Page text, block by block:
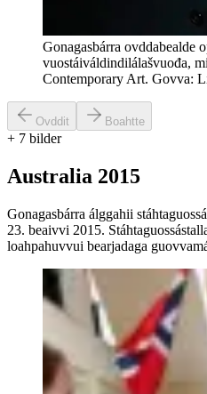
Gonagasbárra ovddabealde
vuostáiváldindilálašvuođa,
Contemporary Art. Govva:
Ovddit Boahtte
+ 7 bilder
Australia 2015
Gonagasbárra álggahii
23. beaivvi 2015.
loahpahuvvui bearjadaga